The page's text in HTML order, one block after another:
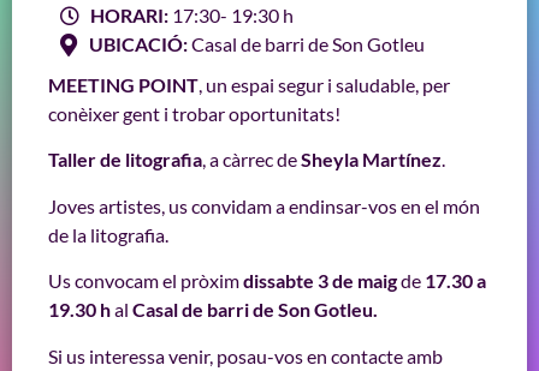
HORARI: 17:30- 19:30 h
UBICACIÓ:Casal de barri de Son Gotleu
MEETING POINT, un espai segur i saludable, per
conèixer gent i trobar oportunitats!
Taller de litografia, a càrrec deSheyla Martínez.
Joves artistes, us convidam a endinsar-vos en el món
de la litografia.
Us convocam el pròximdissabte 3 de maigde 17.30 a
19.30 hal Casal de barri de Son Gotleu.
Si us interessa venir, posau-vos en contacte amb